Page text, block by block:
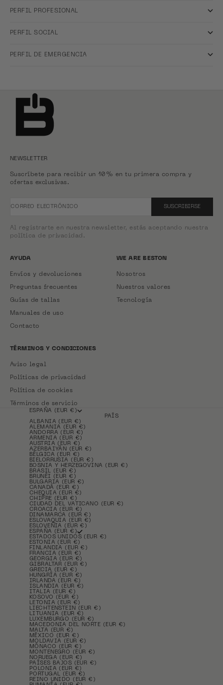
PERFIL PROFESIONAL
PERFIL SOCIAL
PERFIL DE EMERGENCIA
NEWSLETTER
Suscríbete para recibir un 10% en tu primera compra y
ofertas exclusivas.
CORREO ELECTRÓNICO SUSCRIBIRSE
Al registrarte en nuestra newsletter, estás aceptando nuestra
política de privacidad.
AYUDA
Envíos y devoluciones
Preguntas frecuentes
Guías de tallas
Manuales de uso
Contacto
WE ARE BESTON
Nosotros
Nuestros valores
Tecnología
TÉRMINOS Y CONDICIONES
Aviso legal
Políticas de privacidad
Política de cookies
Términos de servicio
ESPAÑA (EUR €)
PAÍS
ALBANIA (EUR €)
ALEMANIA (EUR €)
ANDORRA (EUR €)
ARMENIA (EUR €)
AUSTRIA (EUR €)
AZERBAIYÁN (EUR €)
BÉLGICA (EUR €)
BIELORRUSIA (EUR €)
BOSNIA Y HERZEGOVINA (EUR €)
BRASIL (EUR €)
BRUNÉI (EUR €)
BULGARIA (EUR €)
CANADÁ (EUR €)
CHEQUIA (EUR €)
CHIPRE (EUR €)
CIUDAD DEL VATICANO (EUR €)
CROACIA (EUR €)
DINAMARCA (EUR €)
ESLOVAQUIA (EUR €)
ESLOVENIA (EUR €)
ESPAÑA (EUR €)
ESTADOS UNIDOS (EUR €)
ESTONIA (EUR €)
FINLANDIA (EUR €)
FRANCIA (EUR €)
GEORGIA (EUR €)
GIBRALTAR (EUR €)
GRECIA (EUR €)
HUNGRÍA (EUR €)
IRLANDA (EUR €)
ISLANDIA (EUR €)
ITALIA (EUR €)
KOSOVO (EUR €)
LETONIA (EUR €)
LIECHTENSTEIN (EUR €)
LITUANIA (EUR €)
LUXEMBURGO (EUR €)
MACEDONIA DEL NORTE (EUR €)
MALTA (EUR €)
MÉXICO (EUR €)
MOLDAVIA (EUR €)
MÓNACO (EUR €)
MONTENEGRO (EUR €)
NORUEGA (EUR €)
PAÍSES BAJOS (EUR €)
POLONIA (EUR €)
PORTUGAL (EUR €)
REINO UNIDO (EUR €)